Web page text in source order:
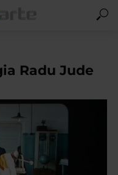
Radu Jude